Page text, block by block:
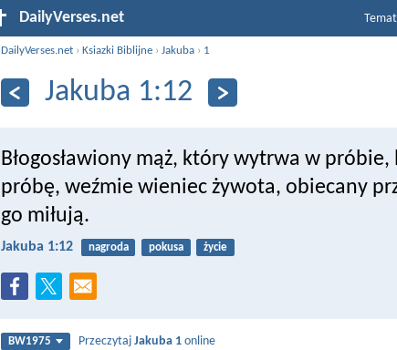
DailyVerses.net
DailyVerses.net ›Ksiazki Biblijne ›Jakuba › 1
Jakuba 1:12
Błogosławiony mąż, który wytrwa w
próbę, weźmie wieniec żywota, obiecany
go miłują.
Jakuba 1:12 nagroda pokusa życie
BW1975 PrzeczytajJakuba 1 online